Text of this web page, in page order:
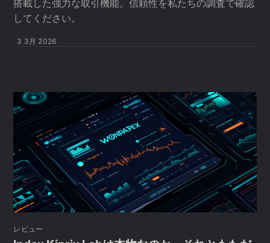
搭載した強力な取引機能。信頼性を私たちの調査で確認
してください。
3 3月 2026
レビュー